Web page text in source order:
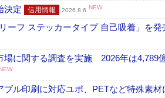
決定 信用情報 2026.8.6 NEW
ーフ ステッカータイプ 自己吸着」を
に関する調査を実施 2026年は4,789
ル印刷に対応ユポ、PETなど特殊素材